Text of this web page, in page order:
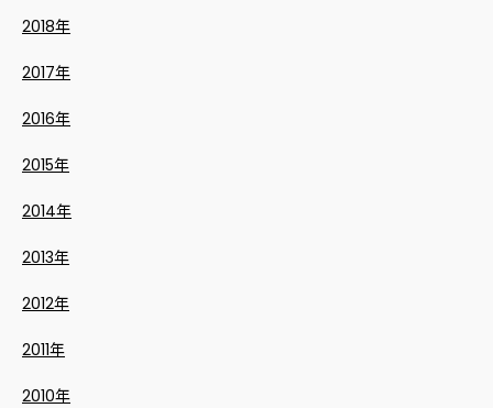
2018年
2017年
2016年
2015年
2014年
2013年
2012年
2011年
2010年